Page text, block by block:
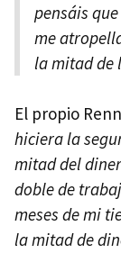
pensáis
me
la mitad de
El propio
hiciera la
mitad del
doble de
meses de mi
la mitad de